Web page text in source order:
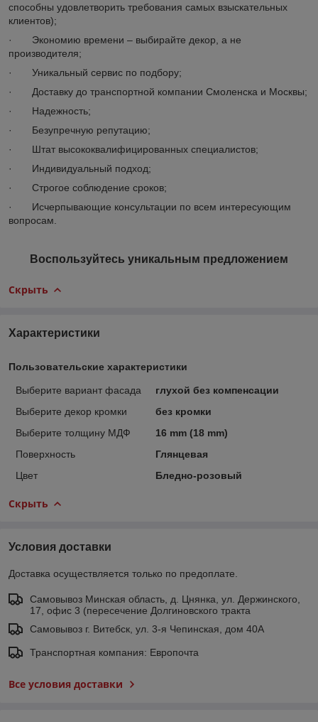
способны удовлетворить требования самых взыскательных
клиентов);
· Экономию времени – выбирайте декор, а не
производителя;
· Уникальный сервис по подбору;
· Доставку до транспортной компании Смоленска и Москвы;
· Надежность;
· Безупречную репутацию;
· Штат высококвалифицированных специалистов;
· Индивидуальный подход;
· Строгое соблюдение сроков;
· Исчерпывающие консультации по всем интересующим
вопросам.
Воспользуйтесь уникальным предложением
Скрыть
Характеристики
Пользовательские характеристики
Выберите вариант фасада
глухой без компенсации
Выберите декор кромки
без кромки
Выберите толщину МДФ
16 mm (18 mm)
Поверхность
Глянцевая
Цвет
Бледно-розовый
Скрыть
Условия доставки
Доставка осуществляется только по предоплате.
Самовывоз Минская область, д. Цнянка, ул. Держинского,
17, офис 3 (пересечение Долгиновского тракта
Самовывоз г. Витебск, ул. 3-я Чепинская, дом 40А
Транспортная компания: Европочта
Все условия доставки